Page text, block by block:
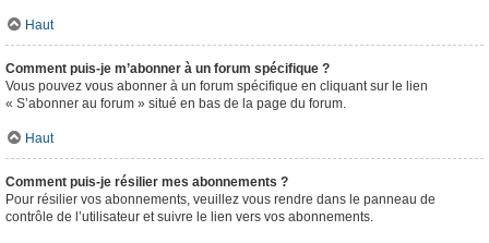
Haut
Comment puis-je m’abonner à un forum spécifique ?
Vous pouvez vous abonner à un forum spécifique en cliquant sur le lien
« S’abonner au forum » situé en bas de la page du forum.
Haut
Comment puis-je résilier mes abonnements ?
Pour résilier vos abonnements, veuillez vous rendre dans le panneau de
contrôle de l’utilisateur et suivre le lien vers vos abonnements.